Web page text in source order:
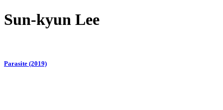
Sun-kyun Lee
Parasite (2019)